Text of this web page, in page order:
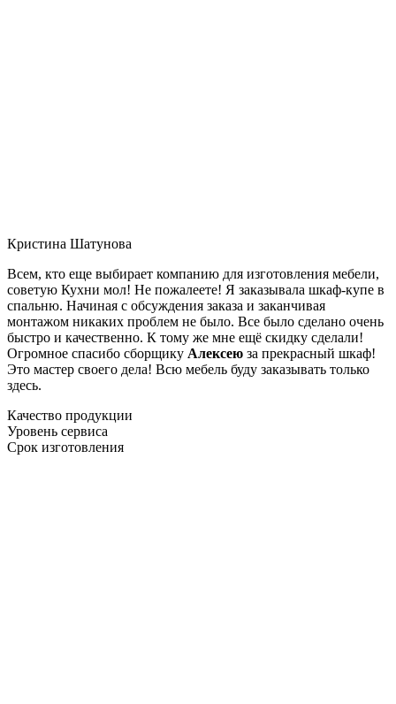
Кристина Шатунова
Всем, кто еще выбирает компанию для изготовления мебели,
советую Кухни мол! Не пожалеете! Я заказывала шкаф-купе в
спальню. Начиная с обсуждения заказа и заканчивая
монтажом никаких проблем не было. Все было сделано очень
быстро и качественно. К тому же мне ещё скидку сделали!
Огромное спасибо сборщику Алексею за прекрасный шкаф!
Это мастер своего дела! Всю мебель буду заказывать только
здесь.
Качество продукции
Уровень сервиса
Срок изготовления